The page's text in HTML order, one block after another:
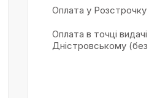
Оплата у
Оплата в точці
Дністровському (без